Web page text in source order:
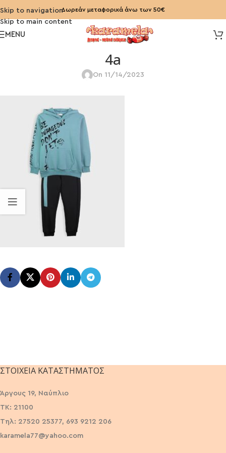
Skip to navigation
Skip to main content
Δωρεάν μεταφορικά άνω των 50€
MENU
4a
On 11/14/2023
ΣΤΟΙΧΕΊΑ ΚΑΤΑΣΤΉΜΑΤΟΣ
Άργους 19, Ναύπλιο
ΤΚ: 21100
Τηλ: 27520 25377, 693 9212 206
karamela77@yahoo.com